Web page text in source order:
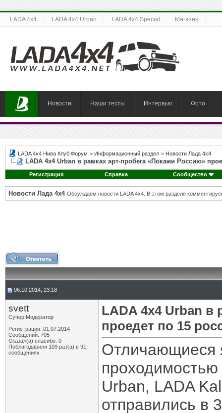
LADA 4x4 LADA 4x4 Urban LADA 4x4 Special Магазин
Новости Наши тесты Интервью Фото
LADA 4x4 Нива Клуб Форум > Информационный раздел > Новости Лада 4х4
LADA 4х4 Urban в рамках арт-пробега «Покажи Россию»
Регистрация Справка Сообщество
Новости Лада 4х4 Обсуждаем новости LADA 4x4. В этом разделе
06.10.2014, 23:18
svett
Супер Модератор
Регистрация: 01.07.2014
Сообщений: 705
Сказал(а) спасибо: 0
Поблагодарили 109 раз(а) в 91
сообщениях
LADA 4х4 Urban в
проедет по 15
Отличающиеся
Urban, LADA
отправились в